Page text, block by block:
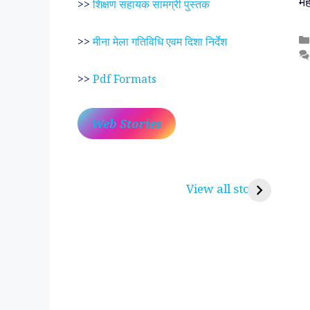
>>शिक्षण सहायक सामग्री पुस्तक
>>मीना मेला गतिविधि एवम दिशा निर्देश
>> Pdf Formats
Web Stories
View all stories
करुणा व प्रेम का प्रतीक
रामसा पीर, रुणेचा रा